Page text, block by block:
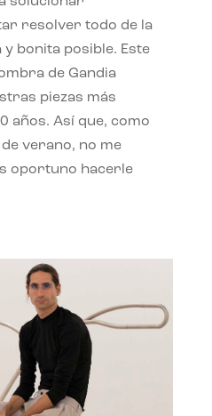
resolver todo de la
bonita posible. Este
de Gandia
piezas más
años. Así que, como
verano, no me
oportuno hacerle